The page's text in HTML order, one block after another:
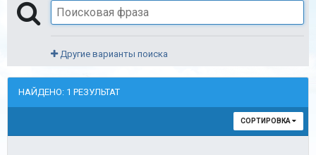
Другие варианты поиска
НАЙДЕНО: 1 РЕЗУЛЬТАТ
СОРТИРОВКА